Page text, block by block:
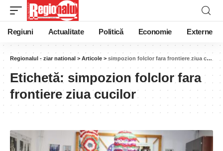
Regiuni Actualitate Politică Economie Externe
Regionalul - ziar national > Articole > simpozion folclor fara frontiere ziua cucilor
Etichetă: simpozion folclor fara
frontiere ziua cucilor